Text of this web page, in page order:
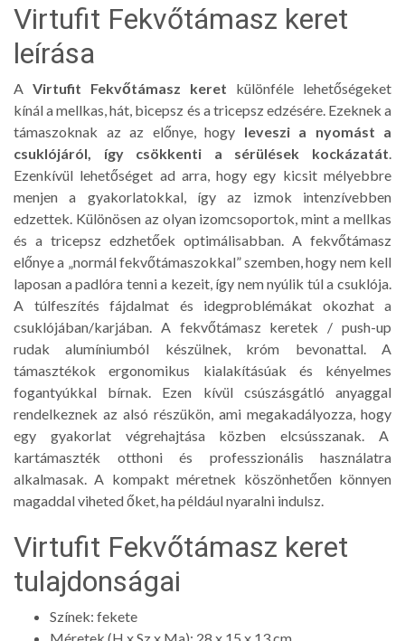
Virtufit Fekvőtámasz keret
leírása
A Virtufit Fekvőtámasz keret különféle lehetőségeket
kínál a mellkas, hát, bicepsz és a tricepsz edzésére. Ezeknek a
támaszoknak az az előnye, hogy leveszi a nyomást a
csuklójáról, így csökkenti a sérülések kockázatát.
Ezenkívül lehetőséget ad arra, hogy egy kicsit mélyebbre
menjen a gyakorlatokkal, így az izmok intenzívebben
edzettek. Különösen az olyan izomcsoportok, mint a mellkas
és a tricepsz edzhetőek optimálisabban. A fekvőtámasz
előnye a „normál fekvőtámaszokkal” szemben, hogy nem kell
laposan a padlóra tenni a kezeit, így nem nyúlik túl a csuklója.
A túlfeszítés fájdalmat és idegproblémákat okozhat a
csuklójában/karjában. A fekvőtámasz keretek / push-up
rudak alumíniumból készülnek, króm bevonattal. A
támasztékok ergonomikus kialakításúak és kényelmes
fogantyúkkal bírnak. Ezen kívül csúszásgátló anyaggal
rendelkeznek az alsó részükön, ami megakadályozza, hogy
egy gyakorlat végrehajtása közben elcsússzanak. A
kartámaszték otthoni és professzionális használatra
alkalmasak. A kompakt méretnek köszönhetően könnyen
magaddal viheted őket, ha például nyaralni indulsz.
Virtufit Fekvőtámasz keret
tulajdonságai
Színek: fekete